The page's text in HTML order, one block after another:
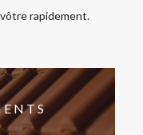
rapidement.